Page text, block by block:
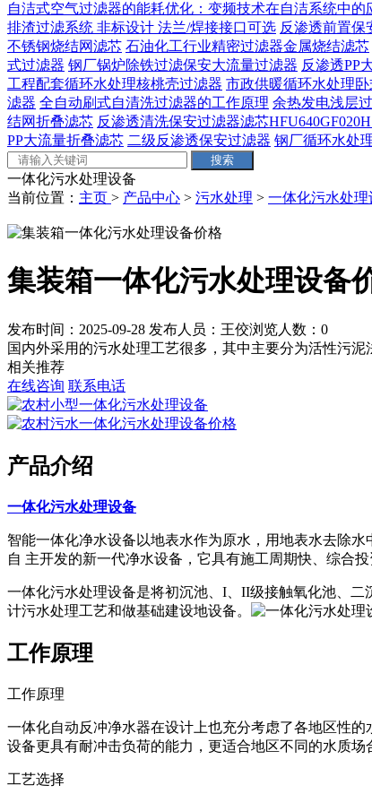
自洁式空气过滤器的能耗优化：变频技术在自洁系统中的
排渣过滤系统 非标设计 法兰/焊接接口可选‌ 反渗透前置保
不锈钢烧结网滤芯 石油化工行业精密过滤器金属烧结滤芯
式过滤器 钢厂锅炉除铁过滤保安大流量过滤器 反渗透PP
工程配套循环水处理核桃壳过滤器 市政供暖循环水处理
滤器 全自动刷式自清洗过滤器的工作原理 余热发电浅层
结网折叠滤芯 反渗透清洗保安过滤器滤芯
PP大流量折叠滤芯 二级反渗透保安过滤器 钢厂循环水处
一体化污水处理设备
当前位置： 主页 > 产品中心 > 污水处理 > 一体化污水处理
集装箱一体化污水处理设备
发布时间：2025-09-28 发布人员：王佼浏览人数： 0
国内外采用的污水处理工艺很多，其中主要分为活性污
相关推荐
在线咨询 联系电话
产品介绍
一体化污水处理设备
智能一体化净水设备以地表水作为原水，用地表水去除
自 主开发的新一代净水设备，它具有施工周期快、综合
一体化污水处理设备是将初沉池、I、II级接触氧化池、
计污水处理工艺和做基础建设地设备。
工作原理
工作原理
一体化自动反冲净水器在设计上也充分考虑了各地区性
设备更具有耐冲击负荷的能力，更适合地区不同的水质场
工艺选择